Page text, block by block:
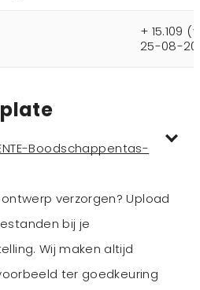
+ 15.109
25-08-
Boodschappentas-
verzorgen? Upload
bij je
Wij maken altijd
ter goedkeuring